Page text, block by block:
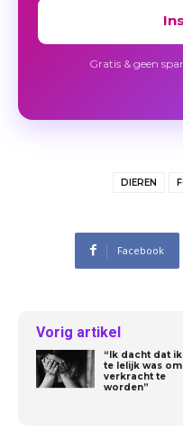
Gratis & geen
DIEREN
Facebook
Vorig artikel
“Ik dacht dat ik
te lelijk was om
verkracht te
worden”